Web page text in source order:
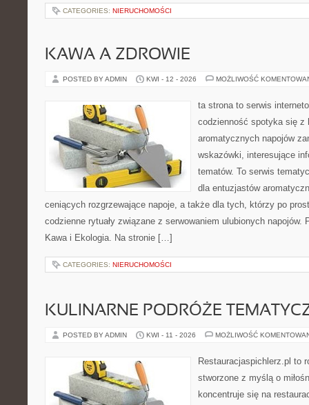
CATEGORIES: NIERUCHOMOŚCI
KAWA A ZDROWIE
POSTED BY ADMIN KWI - 12 - 2026 MOŻLIWOŚĆ
ta strona to serwis
codzienność spotyka się z
aromatycznych napojów
wskazówki, interesujące
tematów. To serwis
dla entuzjastów
ceniących rozgrzewające napoje, a także dla tych, którzy po
codzienne rytuały związane z serwowaniem ulubionych napojów.
Kawa i Ekologia. Na stronie […]
CATEGORIES: NIERUCHOMOŚCI
KULINARNE PODRÓŻE
POSTED BY ADMIN KWI - 11 - 2026 MOŻLIWOŚĆ
Restauracjaspichlerz.pl to
stworzone z myślą o
koncentruje się na